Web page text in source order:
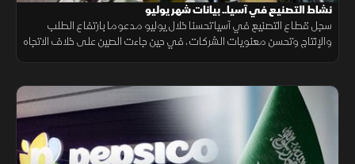
نشاط التصنيع في آسيا.. بيانات شهر يوليو
سجل قطاع التصنيع في آسيا تحسنا خلال يوليو مدعوما بارتفاع الطلب
والإنتاج وتحسن معنويات الشركات، في حين جاءت الصين على خلاف الاتجاه